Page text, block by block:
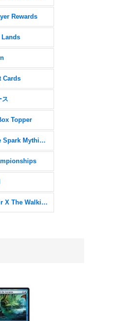
Rewards
Lands
Cards
ス
Topper
War of the Spark Mythic Edition
Secret Lair X The Walking Dead